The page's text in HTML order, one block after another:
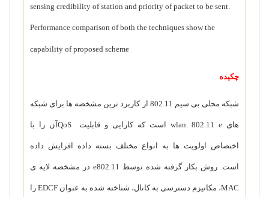
sensing credibility of station and priority of packet to be sent.
Performance comparison of both the techniques show the
capability of proposed scheme
چکیده
شبکه محلی بی سیم 802.11 از کاربرد ترین مشخصه ها برای شبکه
های wlan. 802.11 e است که کارایی و قابلیت QoS آن را با
اختصاص اولویت ها به انواع مختلف بسته داده افزایش داده
است. روش بکار گرفته شده توسط 802.11 e در مشخصه لایه ی
MAC، مکانیزم دسترسی به کانال، شناخته شده به عنوان EDCF را